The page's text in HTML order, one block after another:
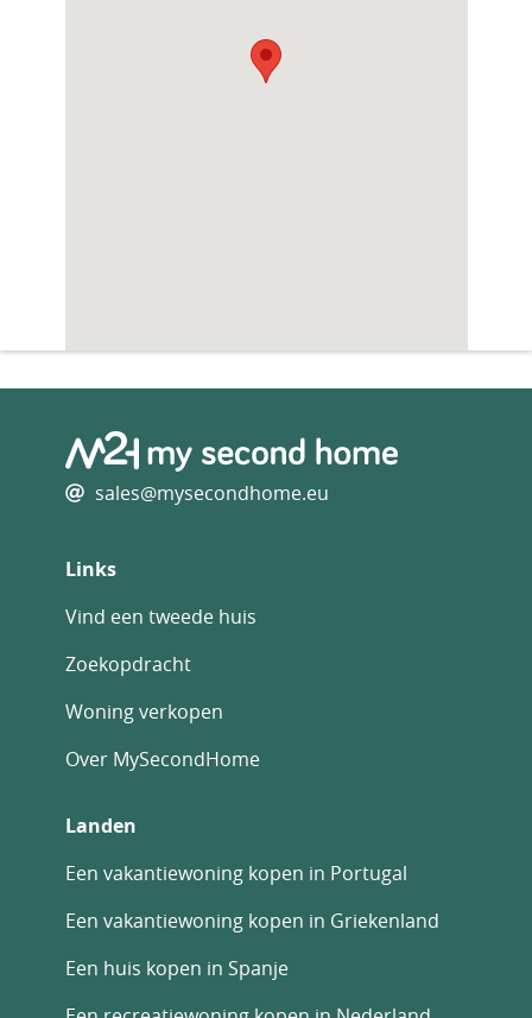
sales@mysecondhome.eu
Links
Vind een tweede huis
Zoekopdracht
Woning verkopen
Over MySecondHome
Landen
Een vakantiewoning kopen in Portugal
Een vakantiewoning kopen in Griekenland
Een huis kopen in Spanje